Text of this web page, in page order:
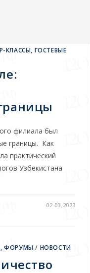
КЛАССЫ, ГОСТЕВЫЕ
филиала был
границы. Как
практический
Узбекистана
02.03.2023
ФОРУМЫ / НОВОСТИ